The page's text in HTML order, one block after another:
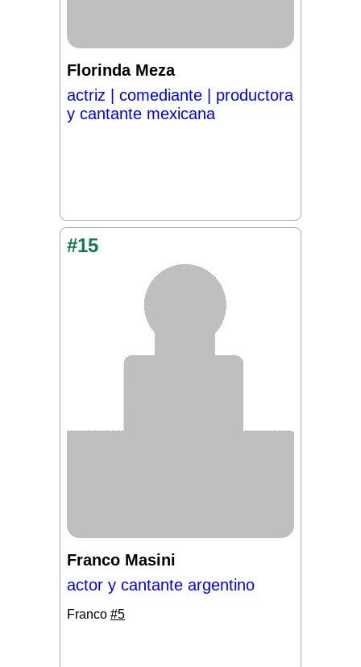
Florinda Meza
actriz | comediante | productora
y cantante mexicana
#15
Franco Masini
actor y cantante argentino
Franco #5